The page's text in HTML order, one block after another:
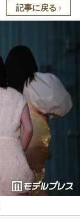
記事に戻る